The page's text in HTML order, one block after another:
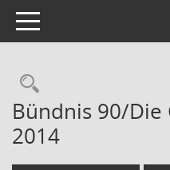
Toggle navigation
Bündnis 90/
2014